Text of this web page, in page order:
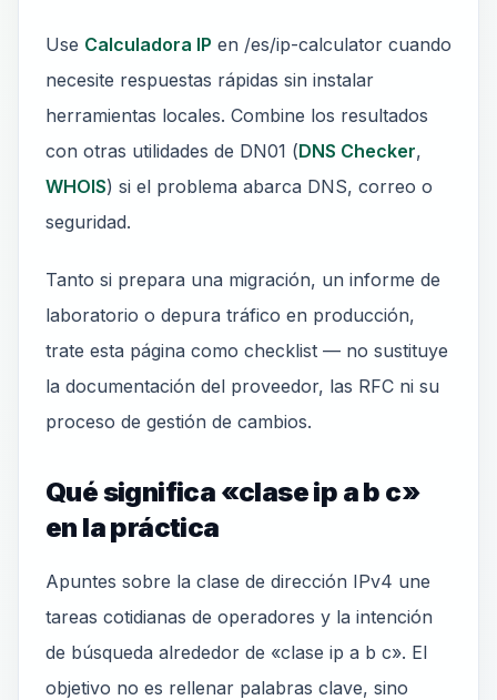
Use Calculadora IP en /es/ip-calculator cuando
necesite respuestas rápidas sin instalar
herramientas locales. Combine los resultados
con otras utilidades de DN01 (DNS Checker,
WHOIS) si el problema abarca DNS, correo o
seguridad.
Tanto si prepara una migración, un informe de
laboratorio o depura tráfico en producción,
trate esta página como checklist — no sustituye
la documentación del proveedor, las RFC ni su
proceso de gestión de cambios.
Qué significa «clase ip a b c»
en la práctica
Apuntes sobre la clase de dirección IPv4 une
tareas cotidianas de operadores y la intención
de búsqueda alrededor de «clase ip a b c». El
objetivo no es rellenar palabras clave, sino